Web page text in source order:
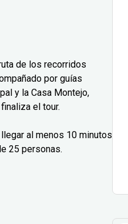
de los recorridos
por guías
y la Casa Montejo,
el tour.
al menos 10 minutos
25 personas.